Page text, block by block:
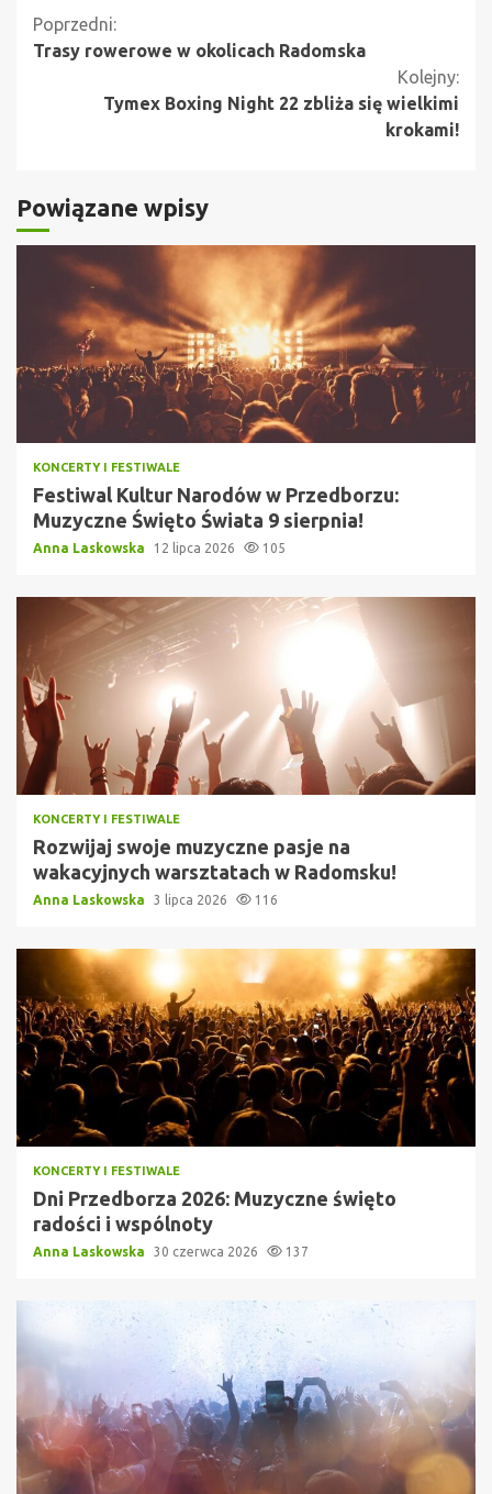
Kontynuuj
czytanie
Poprzedni:
Trasy rowerowe w okolicach Radomska
Kolejny:
Tymex Boxing Night 22 zbliża się wielkimi
krokami!
Powiązane wpisy
KONCERTY I FESTIWALE
Festiwal Kultur Narodów w Przedborzu:
Muzyczne Święto Świata 9 sierpnia!
Anna Laskowska 12 lipca 2026 105
KONCERTY I FESTIWALE
Rozwijaj swoje muzyczne pasje na
wakacyjnych warsztatach w Radomsku!
Anna Laskowska 3 lipca 2026 116
KONCERTY I FESTIWALE
Dni Przedborza 2026: Muzyczne święto
radości i wspólnoty
Anna Laskowska 30 czerwca 2026 137